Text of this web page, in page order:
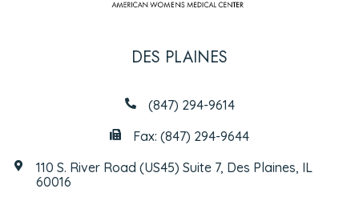
DES PLAINES
(847) 294-9614
Fax: (847) 294-9644
110 S. River Road (US45) Suite 7, Des Plaines, IL
60016